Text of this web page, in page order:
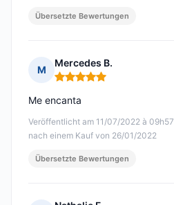
Übersetzte Bewertungen
M
Mercedes B.
Hinweis: 5 von 5
Veröffentlicht am 11/07/2022 à 09h57
nach einem Kauf von 26/01/2022
Me encanta
Übersetzte Bewertungen